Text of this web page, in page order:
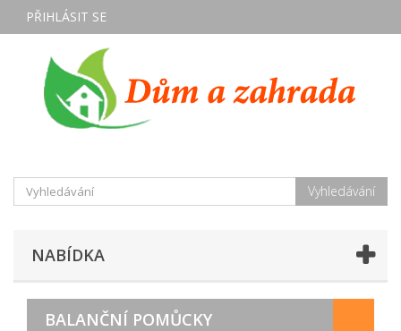
PŘIHLÁSIT SE
Vyhledávání
NABÍDKA
BALANČNÍ POMŮCKY